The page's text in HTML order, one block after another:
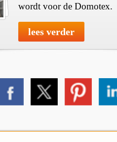
wordt voor de Domotex.
lees verder